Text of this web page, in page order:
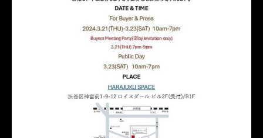
ABOUT US
ACCESS